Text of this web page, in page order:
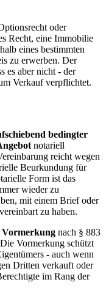
oder
Recht, eine Immobilie
eines bestimmten
zu erwerben. Der
es aber nicht - der
Verkauf verpflichtet.
bedingter
notariell
reicht wegen
Beurkundung für
Form ist das
wieder zu
mit einem Brief oder
zu haben.
Vormerkung nach § 883
Vormerkung schützt
- auch wenn
Dritten verkauft oder
im Rang der